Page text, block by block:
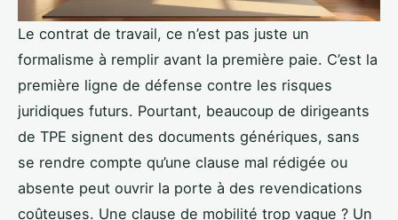
Le contrat de travail, ce n’est pas juste un
formalisme à remplir avant la première paie. C’est la
première ligne de défense contre les risques
juridiques futurs. Pourtant, beaucoup de dirigeants
de TPE signent des documents génériques, sans
se rendre compte qu’une clause mal rédigée ou
absente peut ouvrir la porte à des revendications
coûteuses. Une clause de mobilité trop vague ? Un